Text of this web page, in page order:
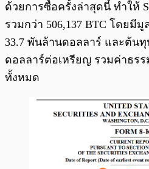
ด้วยการซื้อครั้งล่าสุดนี้ ทำให้
รวมกว่า 506,137 BTC โดยมี
33.7 พันล้านดอลลาร์ และต้นทุ
ดอลลาร์ต่อเหรียญ รวมค่าธร
ทั้งหมด